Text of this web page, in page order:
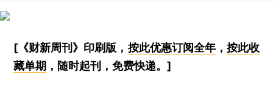
[《财新周刊》印刷版， 按此优惠订阅全年， 按此收
藏单期 ，随时起刊，免费快递。]